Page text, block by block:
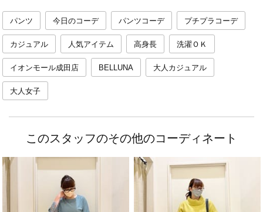
パンツ 今日のコーデ パンツコーデ プチプラコーデ
カジュアル 人気アイテム 高身長 洗濯ＯＫ
イオンモール成田店 BELLUNA 大人カジュアル
大人女子
このスタッフのその他のコーディネート